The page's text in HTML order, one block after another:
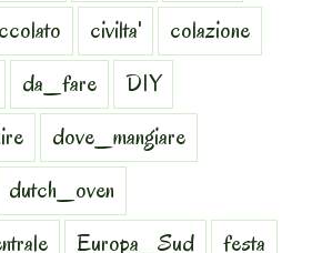
civilta'
colazione
da_fare
DIY
dove_mangiare
dutch_oven
Europa_Sud
festa